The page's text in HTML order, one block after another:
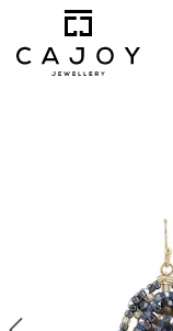
principal